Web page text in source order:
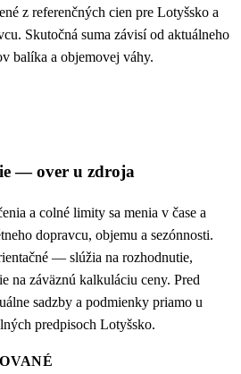
z referenčných cien pre Lotyšsko a
Skutočná suma závisí od aktuálneho
balíka a objemovej váhy.
— over u zdroja
a colné limity sa menia v čase a
dopravcu, objemu a sezónnosti.
— slúžia na rozhodnutie,
na záväznú kalkuláciu ceny. Pred
sadzby a podmienky priamo u
predpisoch Lotyšsko.